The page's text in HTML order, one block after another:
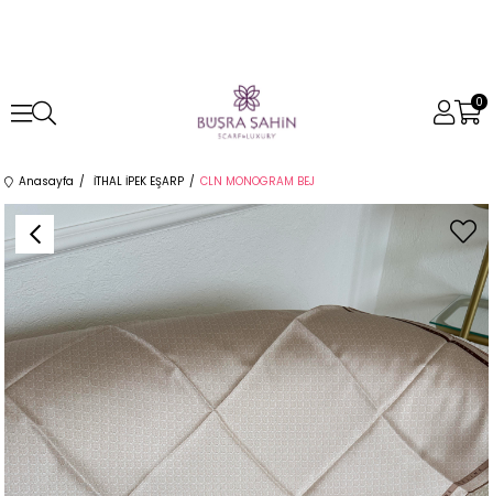
0
Anasayfa İTHAL İPEK EŞARP CLN MONOGRAM BEJ